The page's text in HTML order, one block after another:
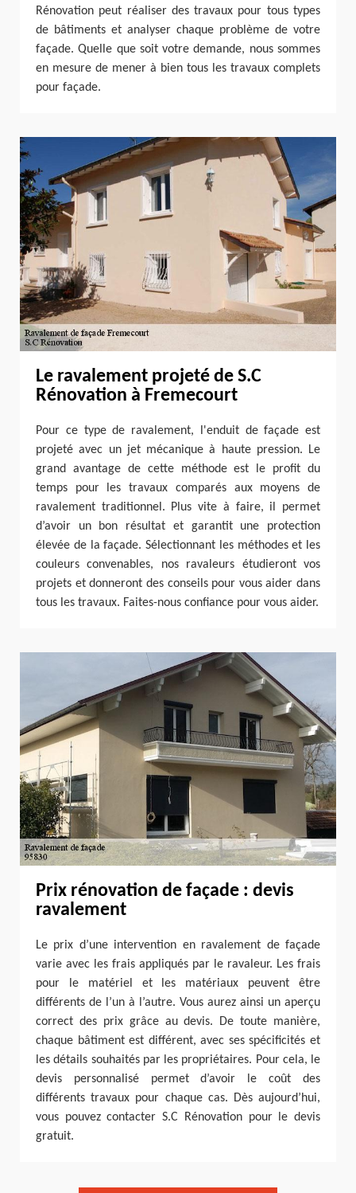
Rénovation peut réaliser des travaux pour tous types
de bâtiments et analyser chaque problème de votre
façade. Quelle que soit votre demande, nous sommes
en mesure de mener à bien tous les travaux complets
pour façade.
Le ravalement projeté de S.C
Rénovation à Fremecourt
Pour ce type de ravalement, l'enduit de façade est
projeté avec un jet mécanique à haute pression. Le
grand avantage de cette méthode est le profit du
temps pour les travaux comparés aux moyens de
ravalement traditionnel. Plus vite à faire, il permet
d’avoir un bon résultat et garantit une protection
élevée de la façade. Sélectionnant les méthodes et les
couleurs convenables, nos ravaleurs étudieront vos
projets et donneront des conseils pour vous aider dans
tous les travaux. Faites-nous confiance pour vous aider.
Prix rénovation de façade : devis
ravalement
Le prix d’une intervention en ravalement de façade
varie avec les frais appliqués par le ravaleur. Les frais
pour le matériel et les matériaux peuvent être
différents de l’un à l’autre. Vous aurez ainsi un aperçu
correct des prix grâce au devis. De toute manière,
chaque bâtiment est différent, avec ses spécificités et
les détails souhaités par les propriétaires. Pour cela, le
devis personnalisé permet d’avoir le coût des
différents travaux pour chaque cas. Dès aujourd’hui,
vous pouvez contacter S.C Rénovation pour le devis
gratuit.